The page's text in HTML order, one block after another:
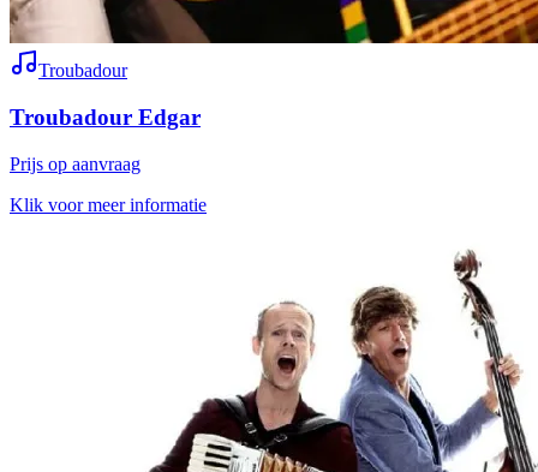
Troubadour
Troubadour Edgar
Prijs op aanvraag
Klik voor meer informatie